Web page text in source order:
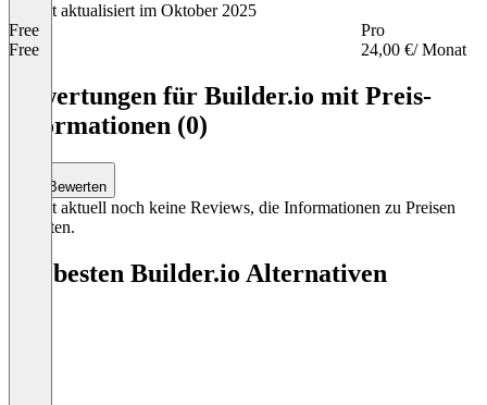
Zuletzt aktualisiert im Oktober 2025
Free
Free
Pro
24,00 €/ Monat
Bewertungen für Builder.io mit Preis-
Informationen (0)
Bewerten
Es gibt aktuell noch keine Reviews, die Informationen zu Preisen
enthalten.
Die besten Builder.io Alternativen